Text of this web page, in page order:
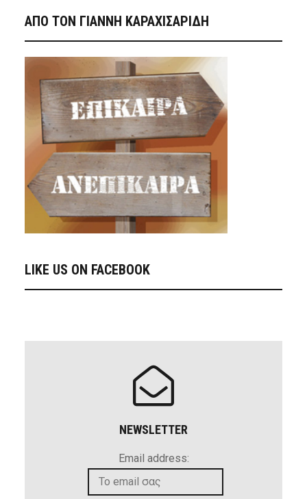
ΑΠΟ ΤΟΝ ΓΙΑΝΝΗ ΚΑΡΑΧΙΣΑΡΙΔΗ
LIKE US ON FACEBOOK
NEWSLETTER
Email address: